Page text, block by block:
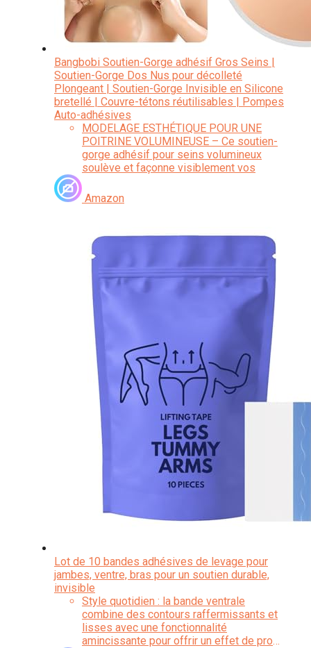
Bangbobi Soutien-Gorge adhésif Gros Seins |
Soutien-Gorge Dos Nus pour décolleté
Plongeant | Soutien-Gorge Invisible en Silicone
bretellé | Couvre-tétons réutilisables | Pompes
Auto-adhésives
MODELAGE ESTHÉTIQUE POUR UNE
POITRINE VOLUMINEUSE – Ce soutien-
gorge adhésif pour seins volumineux
soulève et façonne visiblement vos
séduisant pour un look parfait sous des
vêtements sophistiqués
POLYVALENTE –
Amazon
Lot de 10 bandes adhésives de levage pour
jambes, ventre, bras pour un soutien durable,
invisible
Style quotidien : la bande ventrale
combine des contours raffermissants et
lisses avec une fonctionnalité
amincissante pour offrir un effet de profil